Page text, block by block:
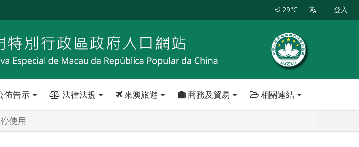
29°C 登入
佈告示 法律法規 來澳旅遊 商務及貿易 相關連結
使用